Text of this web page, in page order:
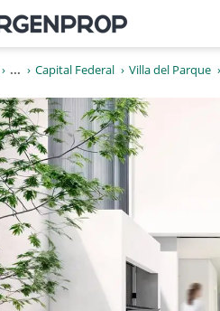
... Capital Federal Villa del Parque